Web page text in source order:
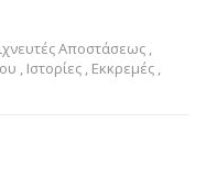
Αποστάσεως ,
, Ιστορίες , Εκκρεμές ,